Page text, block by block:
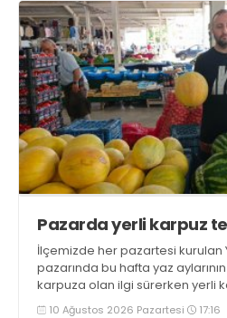
Pazarda yerli karpuz
İlçemizde her pazartesi kurulan
pazarında bu hafta yaz
karpuza olan ilgi sürerken yerli
yerini aldı
10 Ağustos 2026 Pazartesi 17:16